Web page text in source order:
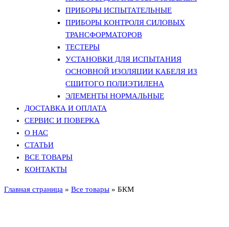
ПРИБОРЫ ИСПЫТАТЕЛЬНЫЕ
ПРИБОРЫ КОНТРОЛЯ СИЛОВЫХ
ТРАНСФОРМАТОРОВ
ТЕСТЕРЫ
УСТАНОВКИ ДЛЯ ИСПЫТАНИЯ
ОСНОВНОЙ ИЗОЛЯЦИИ КАБЕЛЯ ИЗ
СШИТОГО ПОЛИЭТИЛЕНА
ЭЛЕМЕНТЫ НОРМАЛЬНЫЕ
ДОСТАВКА И ОПЛАТА
СЕРВИС И ПОВЕРКА
О НАС
СТАТЬИ
ВСЕ ТОВАРЫ
КОНТАКТЫ
Главная страница » Все товары » БКМ